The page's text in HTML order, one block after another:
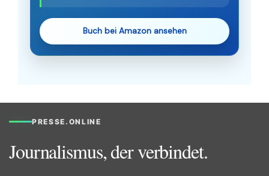
Buch bei Amazon ansehen
PRESSE.ONLINE
Journalismus, der verbindet.